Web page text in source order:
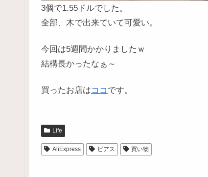
3個で1.55ドルでした。
全部、木で出来ていて可愛い。
今回は5週間かかりましたｗ
結構長かったなぁ～
買ったお店はココ です。
Life
AliExpress ピアス 買い物